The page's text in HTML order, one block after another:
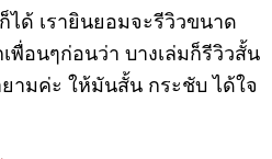
ได้ เรายินยอมจะรีวิวขนาด
พื่อนๆก่อนว่า บางเล่มก็รีวิวสั้น
ามค่ะ ให้มันสั้น กระชับ ได้ใจ